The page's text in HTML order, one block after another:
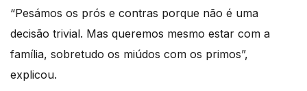
“Pesámos os prós e contras porque não é uma
decisão trivial. Mas queremos mesmo estar com a
família, sobretudo os miúdos com os primos”,
explicou.